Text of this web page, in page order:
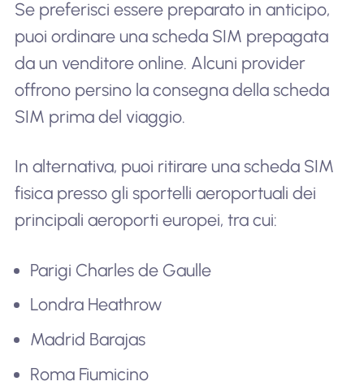
Se preferisci essere preparato in anticipo,
puoi ordinare una scheda SIM prepagata
da un venditore online. Alcuni provider
offrono persino la consegna della scheda
SIM prima del viaggio.
In alternativa, puoi ritirare una scheda SIM
fisica presso gli sportelli aeroportuali dei
principali aeroporti europei, tra cui:
Parigi Charles de Gaulle
Londra Heathrow
Madrid Barajas
Roma Fiumicino